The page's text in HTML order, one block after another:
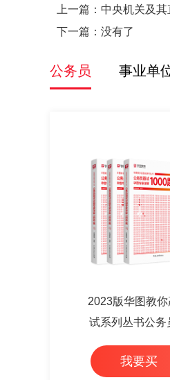
上一篇： 中央机关及
下一篇：没有了
公务员 事业单
2023版华图教
试系列丛书公务
试华图专家详解
题（3本套）
我要买